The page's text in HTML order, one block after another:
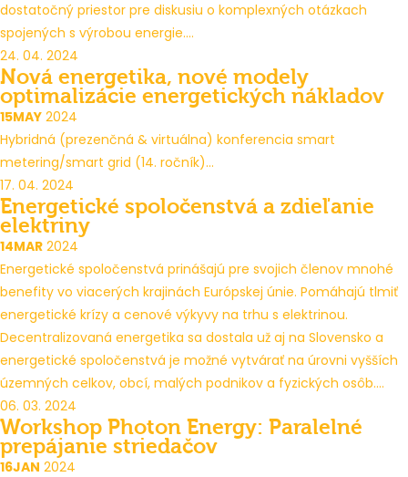
dostatočný priestor pre diskusiu o komplexných otázkach
spojených s výrobou energie....
24. 04. 2024
Nová energetika, nové modely
optimalizácie energetických nákladov
15MAY 2024
Hybridná (prezenčná & virtuálna) konferencia smart
metering/smart grid (14. ročník)...
17. 04. 2024
Energetické spoločenstvá a zdieľanie
elektriny
14MAR 2024
Energetické spoločenstvá prinášajú pre svojich členov mnohé
benefity vo viacerých krajinách Európskej únie. Pomáhajú tlmiť
energetické krízy a cenové výkyvy na trhu s elektrinou.
Decentralizovaná energetika sa dostala už aj na Slovensko a
energetické spoločenstvá je možné vytvárať na úrovni vyšších
územných celkov, obcí, malých podnikov a fyzických osôb....
06. 03. 2024
Workshop Photon Energy: Paralelné
prepájanie striedačov
16JAN 2024